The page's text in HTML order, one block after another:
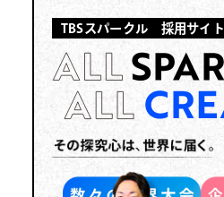
TBSスパークル 採用サイト